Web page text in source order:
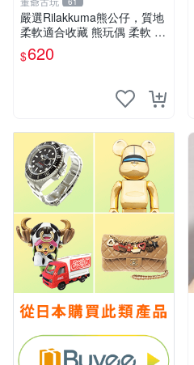
嚴選Rilakkuma熊公仔，質地
柔軟適合收藏 熊玩偶 柔軟 公
仔 收藏
$620